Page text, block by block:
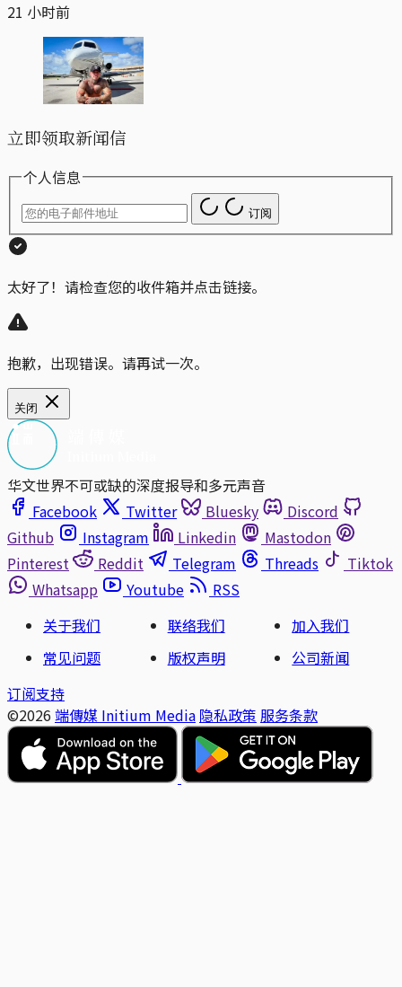
21 小时前
立即领取新闻信
个人信息
订阅
太好了！请检查您的收件箱并点击链接。
抱歉，出现错误。请再试一次。
关闭
华文世界不可或缺的深度报导和多元声音
Facebook
Twitter Bluesky
Discord
Github
Instagram Linkedin
Mastodon
Pinterest
Reddit Telegram Threads
Tiktok
Whatsapp
Youtube
RSS
关于我们
联络我们
加入我们
常见问题
版权声明
公司新闻
订阅支持
©2026 端傳媒 Initium Media 隐私政策 服务条款